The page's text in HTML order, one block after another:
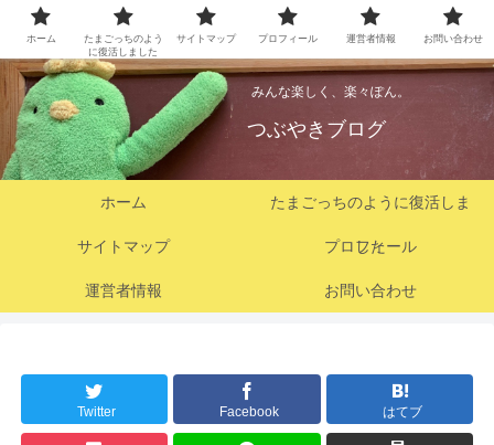
みんな楽しく、楽々ぽん。
つぶやきブログ
ホーム たまごっちのように復活しま
した
サイトマップ プロフィール
運営者情報 お問い合わせ
Twitter Facebook はてブ
ホーム
たまごっちのよう
に復活しました
サイトマップ プロフィール 運営者情報 お問い合わせ